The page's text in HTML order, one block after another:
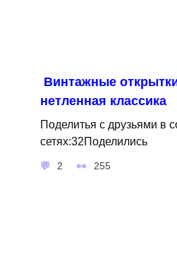
Винтажные
нетленная классика
Поделитья с друзьями в
сетях:32Поделились
2 255